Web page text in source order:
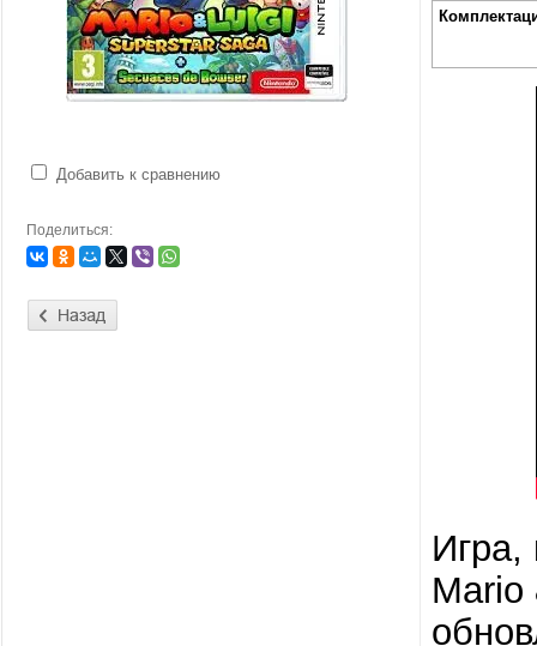
Добавить к сравнению
Поделиться:
Игра,
Mario